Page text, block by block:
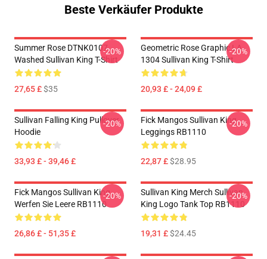
Beste Verkäufer Produkte
Summer Rose DTNK0107
Washed Sullivan King T-Shirt
27,65 £$35
-20%
Geometric Rose Graphic LA
1304 Sullivan King T-Shirt
20,93 £ - 24,09 £
-20%
Sullivan Falling King Pullover
Hoodie
33,93 £ - 39,46 £
-20%
Fick Mangos Sullivan King
Leggings RB1110
22,87 £$28.95
-20%
Fick Mangos Sullivan King
Werfen Sie Leere RB1110
26,86 £ - 51,35 £
-20%
Sullivan King Merch Sullivan
King Logo Tank Top RB1110
19,31 £$24.45
-20%